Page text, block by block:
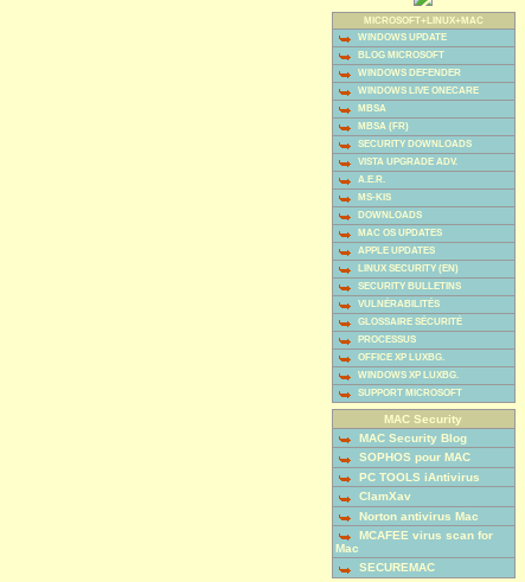
MICROSOFT+LINUX+MAC
WINDOWS UPDATE
BLOG MICROSOFT
WINDOWS DEFENDER
WINDOWS LIVE ONECARE
MBSA
MBSA (FR)
SECURITY DOWNLOADS
VISTA UPGRADE ADV.
A.E.R.
MS-KIS
DOWNLOADS
MAC OS UPDATES
APPLE UPDATES
LINUX SECURITY (EN)
SECURITY BULLETINS
VULNÉRABILITÉS
GLOSSAIRE SÉCURITÉ
PROCESSUS
OFFICE XP LUXBG.
WINDOWS XP LUXBG.
SUPPORT MICROSOFT
MAC Security
MAC Security Blog
SOPHOS pour MAC
PC TOOLS iAntivirus
ClamXav
Norton antivirus Mac
MCAFEE virus scan for
Mac
SECUREMAC